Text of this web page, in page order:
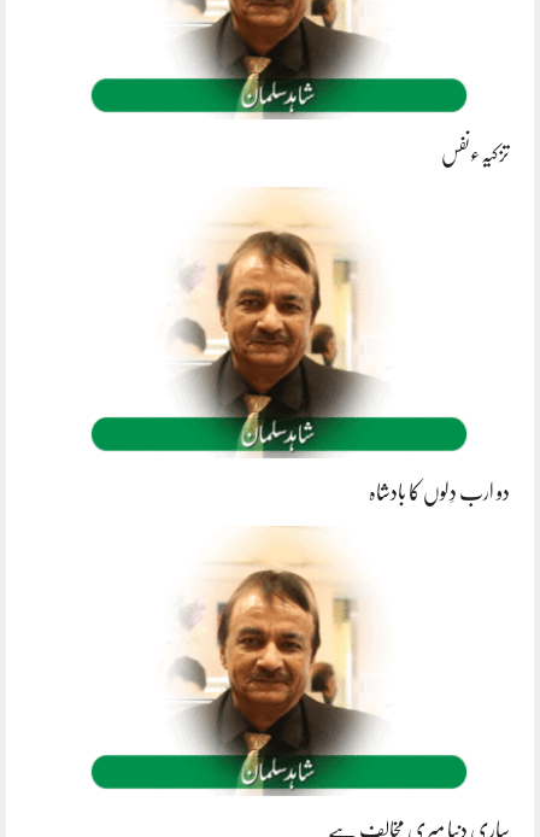
تزکیہءنفس
دو ارب دِلوں کا بادشاہ
ساری دنیا میری مخالف ہے